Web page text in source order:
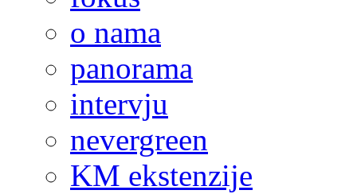
o nama
panorama
intervju
nevergreen
KM ekstenzije